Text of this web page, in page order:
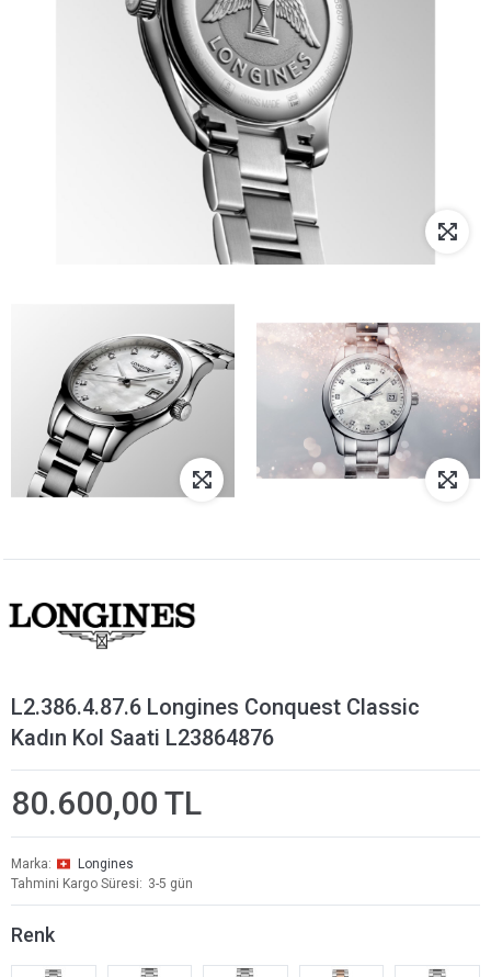
L2.386.4.87.6 Longines Conquest Classic
Kadın Kol Saati L23864876
80.600,00 TL
Marka
Longines
Tahmini Kargo Süresi
3-5 gün
Renk